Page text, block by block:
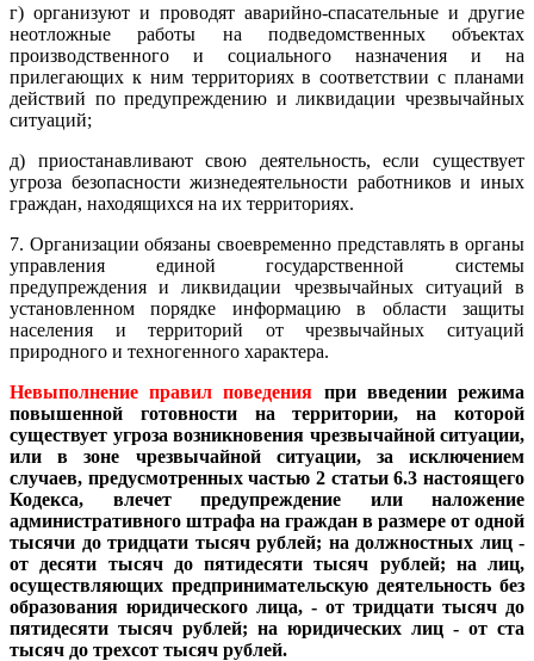
г) организуют и проводят аварийно-спасательные и другие
неотложные работы на подведомственных объектах
производственного и социального назначения и на
прилегающих к ним территориях в соответствии с планами
действий по предупреждению и ликвидации чрезвычайных
ситуаций;
д) приостанавливают свою деятельность, если существует
угроза безопасности жизнедеятельности работников и иных
граждан, находящихся на их территориях.
7. Организации обязаны своевременно представлять в органы
управления единой государственной системы
предупреждения и ликвидации чрезвычайных ситуаций в
установленном порядке информацию в области защиты
населения и территорий от чрезвычайных ситуаций
природного и техногенного характера.
Невыполнение правил поведения при введении режима
повышенной готовности на территории, на которой
существует угроза возникновения чрезвычайной ситуации,
или в зоне чрезвычайной ситуации, за исключением
случаев, предусмотренных частью 2 статьи 6.3 настоящего
Кодекса, влечет предупреждение или наложение
административного штрафа на граждан в размере от одной
тысячи до тридцати тысяч рублей; на должностных лиц -
от десяти тысяч до пятидесяти тысяч рублей; на лиц,
осуществляющих предпринимательскую деятельность без
образования юридического лица, - от тридцати тысяч до
пятидесяти тысяч рублей; на юридических лиц - от ста
тысяч до трехсот тысяч рублей.